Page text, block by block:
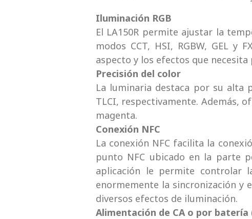
Iluminación RGB
El LA150R permite ajustar la
modos CCT, HSI, RGBW, GEL
aspecto y los efectos que necesita
Precisión del color
La luminaria destaca por su alta
TLCI, respectivamente. Además,
magenta.
Conexión NFC
La conexión NFC facilita la
punto NFC ubicado en la parte
aplicación le permite controlar
enormemente la sincronización
diversos efectos de iluminación.
Alimentación de CA o por batería